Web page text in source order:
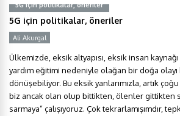
5G için politikalar, öneriler
5G için politikalar, öneriler
Ali Akurgal
Ülkemizde, eksik altyapısı, eksik insan
yardım eğitimi nedeniyle olağan bir doğa
dönüşebiliyor. Bu eksik yanlarımızla, artık
biz ancak olan olup bittikten, ölenler gittikten
sarmaya” çalışıyoruz. Çok tekrarlamışımdır,